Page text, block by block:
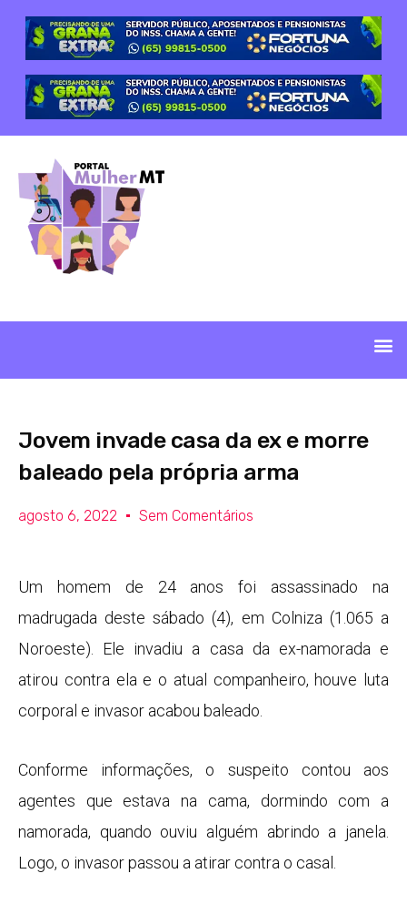
Jovem invade casa da ex e morre
baleado pela própria arma
agosto 6, 2022 Sem Comentários
Um homem de 24 anos foi assassinado na
madrugada deste sábado (4), em Colniza (1.065 a
Noroeste). Ele invadiu a casa da ex-namorada e
atirou contra ela e o atual companheiro, houve luta
corporal e invasor acabou baleado.
Conforme informações, o suspeito contou aos
agentes que estava na cama, dormindo com a
namorada, quando ouviu alguém abrindo a janela.
Logo, o invasor passou a atirar contra o casal.